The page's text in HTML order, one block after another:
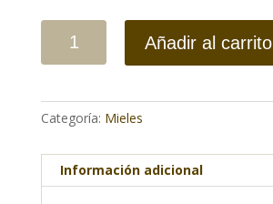
Añadir al carrito
Categoría: Mieles
Información adicional